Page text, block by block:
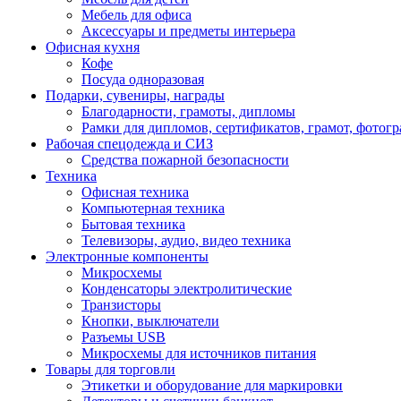
Мебель для офиса
Аксессуары и предметы интерьера
Офисная кухня
Кофе
Посуда одноразовая
Подарки, сувениры, награды
Благодарности, грамоты, дипломы
Рамки для дипломов, сертификатов, грамот,
Рабочая спецодежда и СИЗ
Средства пожарной безопасности
Техника
Офисная техника
Компьютерная техника
Бытовая техника
Телевизоры, аудио, видео техника
Электронные компоненты
Микросхемы
Конденсаторы электролитические
Транзисторы
Кнопки, выключатели
Разъемы USB
Микросхемы для источников питания
Товары для торговли
Этикетки и оборудование для маркировки